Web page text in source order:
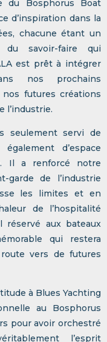
du Bosphorus Boat
d’inspiration dans la
chacune étant un
du savoir-faire qui
est prêt à intégrer
nos prochains
futures créations
l’industrie.
seulement servi de
d’espace
Il a renforcé notre
garde de l’industrie
les limites et en
de l’hospitalité
réservé aux bateaux
qui restera
vers de futures
à Blues Yachting
au Bosphorus
pour avoir orchestré
l’esprit